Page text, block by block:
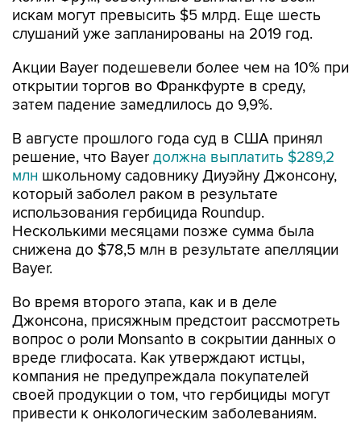
искам могут превысить $5 млрд. Еще шесть
слушаний уже запланированы на 2019 год.
Акции Bayer подешевели более чем на 10% при
открытии торгов во Франкфурте в среду,
затем падение замедлилось до 9,9%.
В августе прошлого года суд в США принял
решение, что Bayer должна выплатить $289,2
млн школьному садовнику Диуэйну Джонсону,
который заболел раком в результате
использования гербицида Roundup.
Несколькими месяцами позже сумма была
снижена до $78,5 млн в результате апелляции
Bayer.
Во время второго этапа, как и в деле
Джонсона, присяжным предстоит рассмотреть
вопрос о роли Monsanto в сокрытии данных о
вреде глифосата. Как утверждают истцы,
компания не предупреждала покупателей
своей продукции о том, что гербициды могут
привести к онкологическим заболеваниям.